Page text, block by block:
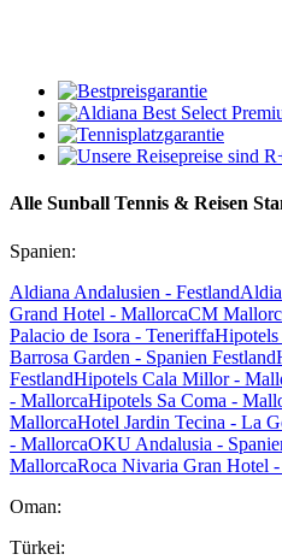
Alle Sunball Tennis & Reisen
Spanien:
Aldiana Andalusien - Festland
Grand Hotel - MallorcaCM
Palacio de Isora - TeneriffaHipotels
Barrosa Garden - Spanien Festland
FestlandHipotels Cala Millor -
- MallorcaHipotels Sa Coma -
MallorcaHotel Jardin Tecina - La
- MallorcaOKU Andalusia -
MallorcaRoca Nivaria Gran Hotel
Oman:
Türkei: